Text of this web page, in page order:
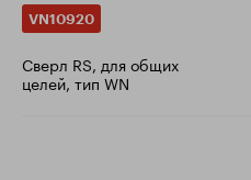
VN10920
Сверл RS, для общих
целей, тип WN